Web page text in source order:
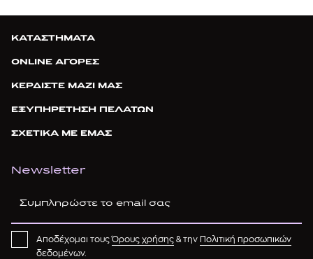
ΚΑΤΑΣΤΗΜΑΤΑ
ONLINE ΑΓΟΡΕΣ
ΚΕΡΔΙΣΤΕ ΜΑΖΙ ΜΑΣ
ΕΞΥΠΗΡΕΤΗΣΗ ΠΕΛΑΤΩΝ
ΣΧΕΤΙΚΑ ΜΕ ΕΜΑΣ
Newsletter
Αποδέχομαι τουςΌρους χρήσης & την
Πολιτική προσωπικών
δεδομένων.